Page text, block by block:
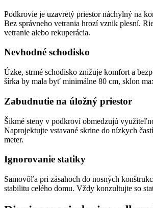
Podkrovie je uzavretý priestor náchylný na
Bez správneho vetrania hrozí vznik plesní.
vetranie alebo rekuperácia.
Nevhodné schodisko
Úzke, strmé schodisko znižuje komfort a
šírka by mala byť minimálne 80 cm, sklon
Zabudnutie na úložný priestor
Šikmé steny v podkroví obmedzujú
Naprojektujte vstavané skrine do nízkych
meter.
Ignorovanie statiky
Samovôľa pri zásahoch do nosných
stabilitu celého domu. Vždy konzultujte so